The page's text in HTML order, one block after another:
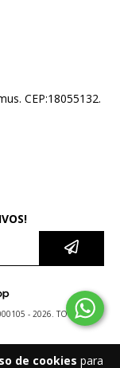
de cookies para
CEP:18055132.
- 2026. TODOS OS